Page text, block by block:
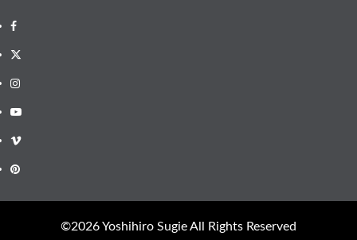
Facebook
X
Instagram
Youtube
Vimeo
Pinterest
©︎2026 Yoshihiro Sugie All Rights Reserved